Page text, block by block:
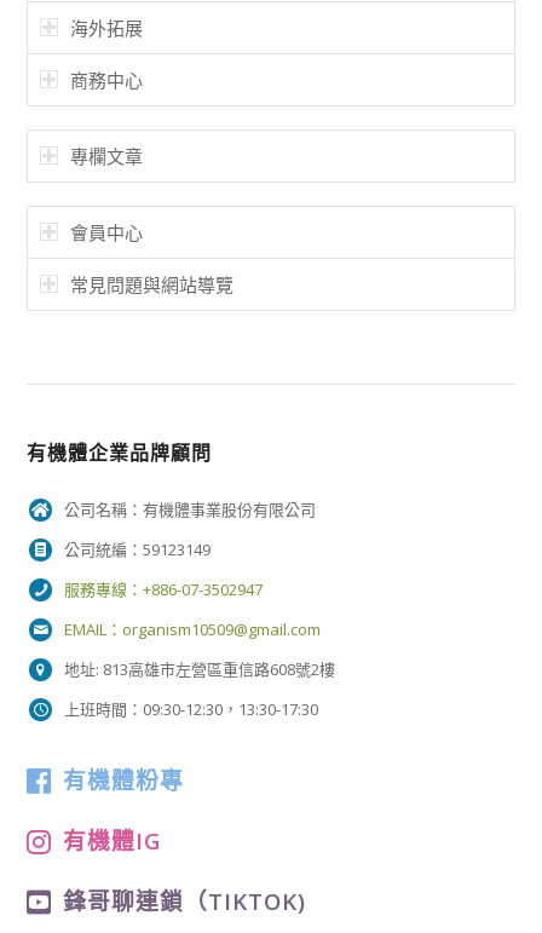
海外拓展
商務中心
專欄文章
會員中心
常見問題與網站導覽
有機體企業品牌顧問
公司名稱：有機體事業股份有限公司
公司統編：59123149
服務專線：+886-07-3502947
EMAIL： organism10509@gmail.com
地址: 813高雄市左營區重信路608號2樓
上班時間：09:30-12:30，13:30-17:30
有機體粉專
有機體IG
鋒哥聊連鎖（TIKTOK)